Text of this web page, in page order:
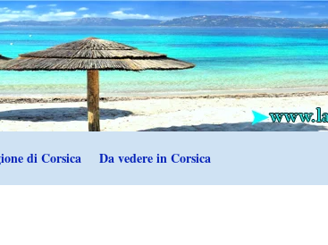
di Corsica Da vedere in Corsica